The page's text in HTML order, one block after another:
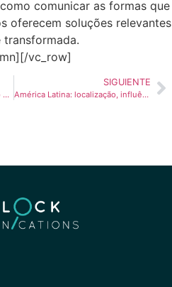
comunicar as formas que
oferecem soluções relevantes
vc_row]
Integração Online: Planejamento de qualidade facilita migração de empresas ao ambiente digital
SIGUIENTE
América Latina: localização, influências e mais